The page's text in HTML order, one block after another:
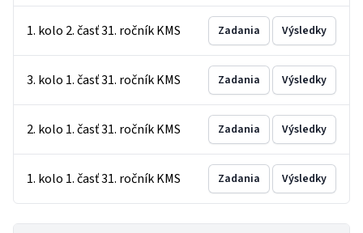
1. kolo 2. časť 31. ročník KMS Zadania Výsledky
3. kolo 1. časť 31. ročník KMS Zadania Výsledky
2. kolo 1. časť 31. ročník KMS Zadania Výsledky
1. kolo 1. časť 31. ročník KMS Zadania Výsledky